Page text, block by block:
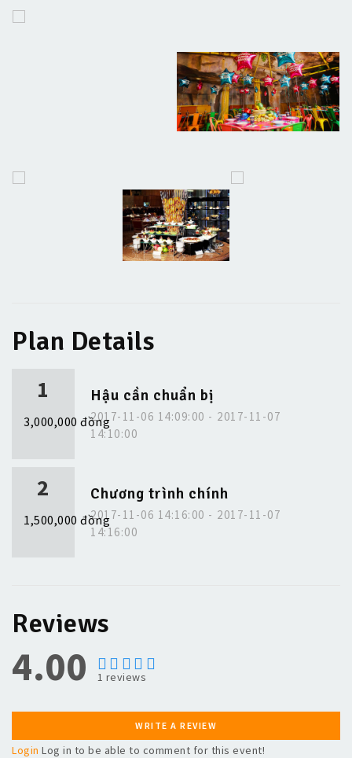
Plan Details
1 Hậu cần chuẩn bị
2017-11-06 14:09:00 - 2017-11-07
14:10:00
3,000,000 đồng
2 Chương trình chính
2017-11-06 14:16:00 - 2017-11-07
14:16:00
1,500,000 đồng
Reviews
4.00 1 reviews
WRITE A REVIEW
Login Log in to be able to comment for this event!